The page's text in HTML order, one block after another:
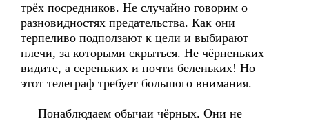
трёх посредников. Не случайно говорим о
разновидностях предательства. Как они
терпеливо подползают к цели и выбирают
плечи, за которыми скрыться. Не чёрненьких
видите, а сереньких и почти беленьких! Но
этот телеграф требует большого внимания.
Понаблюдаем обычаи чёрных. Они не